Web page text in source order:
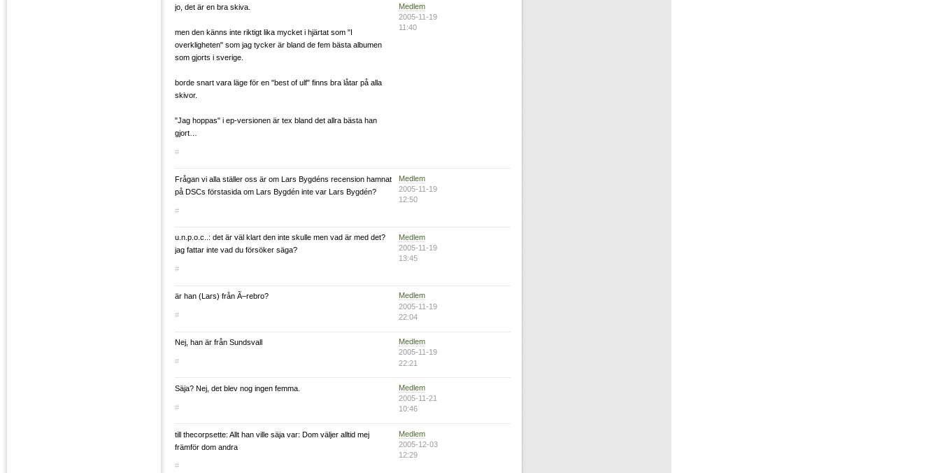
jo, det är en bra skiva.
men den känns inte riktigt lika mycket i hjärtat som "I
overkligheten" som jag tycker är bland de fem bästa albumen
som gjorts i sverige.
borde snart vara läge för en "best of ulf" finns bra låtar på alla
skivor.
"Jag hoppas" i ep-versionen är tex bland det allra bästa han
gjort…
#
Medlem
2005-11-19
11:40
Frågan vi alla ställer oss är om Lars Bygdéns recension hamnat
på DSCs förstasida om Lars Bygdén inte var Lars Bygdén?
#
Medlem
2005-11-19
12:50
u.n.p.o.c..: det är väl klart den inte skulle men vad är med det?
jag fattar inte vad du försöker säga?
#
Medlem
2005-11-19
13:45
är han (Lars) från Ã–rebro?
#
Medlem
2005-11-19
22:04
Nej, han är från Sundsvall
#
Medlem
2005-11-19
22:21
Säja? Nej, det blev nog ingen femma.
#
Medlem
2005-11-21
10:46
till thecorpsette: Allt han ville säja var: Dom väljer alltid mej
främför dom andra
#
Medlem
2005-12-03
12:29